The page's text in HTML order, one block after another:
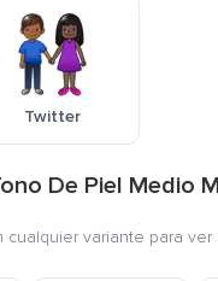
Twitter
De Piel Medio
variante para